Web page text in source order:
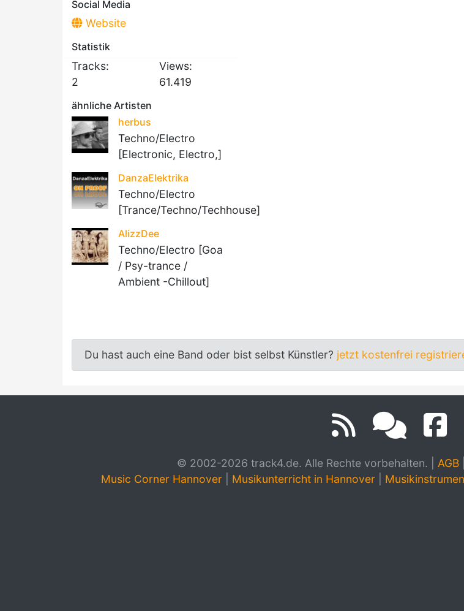
Social Media
Website
Statistik
Tracks:
2
Views:
61.419
ähnliche Artisten
herbus
Techno/Electro
[Electronic, Electro,]
DanzaElektrika
Techno/Electro
[Trance/Techno/Techhouse]
AlizzDee
Techno/Electro [Goa
/ Psy-trance /
Ambient -Chillout]
Du hast auch eine Band oder bist selbst Künstler? jetzt kostenfrei
© 2002-2026 track4.de. Alle Rechte vorbehalten. AGB|
Music Corner Hannover
Musikunterricht in Hannover